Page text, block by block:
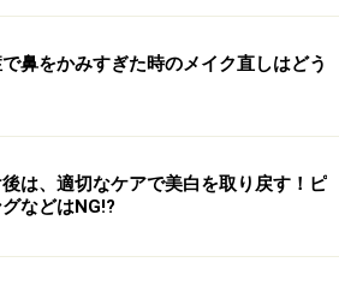
鼻をかみすぎた時のメイク直しはどう
後は、適切なケアで美白を取り戻す！ピ
などはNG!?